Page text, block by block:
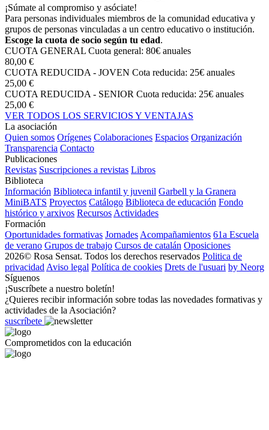
¡Súmate al compromiso y asóciate!
Para personas individuales miembros de la comunidad educativa y
grupos de personas vinculadas a un centro educativo o institución.
Escoge la cuota de socio según tu edad.
CUOTA GENERAL Cuota general: 80€ anuales
80,00 €
CUOTA REDUCIDA - JOVEN Cota reducida: 25€ anuales
25,00 €
CUOTA REDUCIDA - SENIOR Cuota reducida: 25€ anuales
25,00 €
VER TODOS LOS SERVICIOS Y VENTAJAS
La asociación
Quien somos Orígenes Colaboraciones Espacios Organización
Transparencia Contacto
Publicaciones
Revistas Suscripciones a revistas Libros
Biblioteca
Información Biblioteca infantil y juvenil Garbell y la Granera
MiniBATS Proyectos Catálogo Biblioteca de educación Fondo
histórico y arxivos Recursos Actividades
Formación
Oportunidades formativas Jornades Acompañamientos 61a Escuela
de verano Grupos de trabajo Cursos de catalán Oposiciones
2026© Rosa Sensat. Todos los derechos reservados Politica de
privacidad Aviso legal Política de cookies Drets de l'usuari by Neorg
Síguenos
¡Suscríbete a nuestro boletín!
¿Quieres recibir información sobre todas las novedades formativas y
actividades de la Asociación?
suscríbete
Comprometidos con la educación